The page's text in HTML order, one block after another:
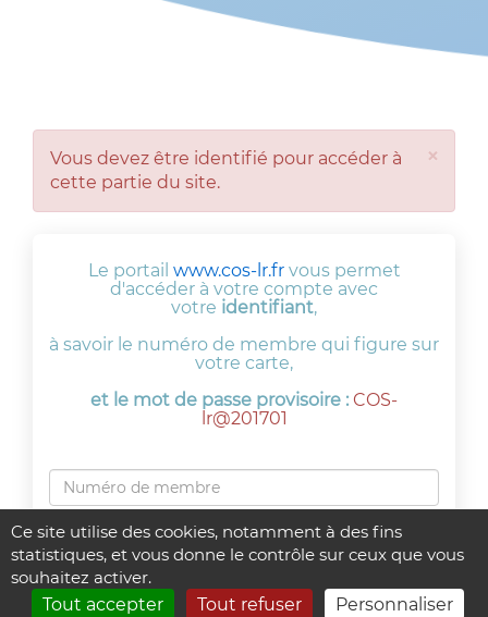
×
Vous devez être identifié pour accéder à
cette partie du site.
Le portail www.cos-lr.fr vous permet
d'accéder à votre compte avec
votre identifiant,
à savoir le numéro de membre qui figure sur
votre carte,
et le mot de passe provisoire : COS-
lr@201701
Connexion
Ce site utilise des cookies, notamment à des fins
statistiques, et vous donne le contrôle sur ceux que vous
souhaitez activer.
Tout accepter
Tout refuser Personnaliser